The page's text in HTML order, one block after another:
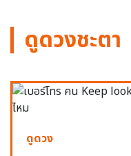
ดูดวงชะตา
ดูดวง